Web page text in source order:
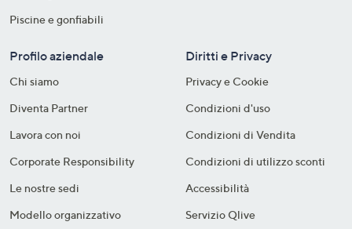
Piscine e gonfiabili
Profilo aziendale
Chi siamo
Diventa Partner
Lavora con noi
Corporate Responsibility
Le nostre sedi
Modello organizzativo
Diritti e Privacy
Privacy e Cookie
Condizioni d'uso
Condizioni di Vendita
Condizioni di utilizzo sconti
Accessibilità
Servizio Qlive